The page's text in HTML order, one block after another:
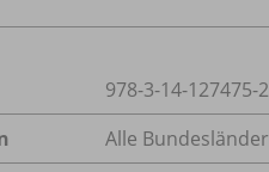
978-3-14-127475-2
Alle Bundesländer